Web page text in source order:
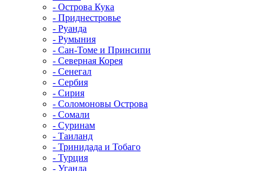
- Острова Кука
- Приднестровье
- Руанда
- Румыния
- Сан-Томе и Принсипи
- Северная Корея
- Сенегал
- Сербия
- Сирия
- Соломоновы Острова
- Сомали
- Суринам
- Таиланд
- Тринидада и Тобаго
- Турция
- Уганда